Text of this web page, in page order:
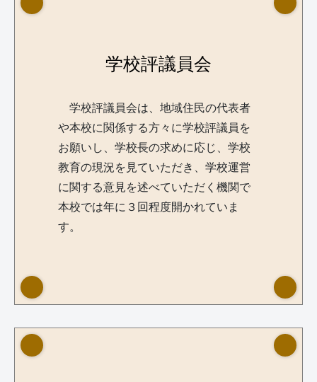
学校評議員会
学校評議員会は、地域住民の代表者
や本校に関係する方々に学校評議員を
お願いし、学校長の求めに応じ、学校
教育の現況を見ていただき、学校運営
に関する意見を述べていただく機関で
本校では年に３回程度開かれていま
す。